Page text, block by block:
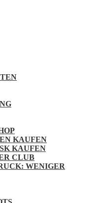
KAUFEN
KAUFEN
CLUB
WENIGER